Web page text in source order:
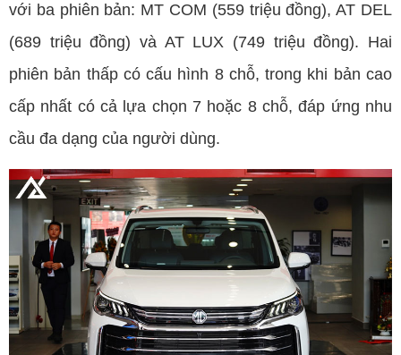
với ba phiên bản: MT COM (559 triệu đồng), AT DEL
(689 triệu đồng) và AT LUX (749 triệu đồng). Hai
phiên bản thấp có cấu hình 8 chỗ, trong khi bản cao
cấp nhất có cả lựa chọn 7 hoặc 8 chỗ, đáp ứng nhu
cầu đa dạng của người dùng.